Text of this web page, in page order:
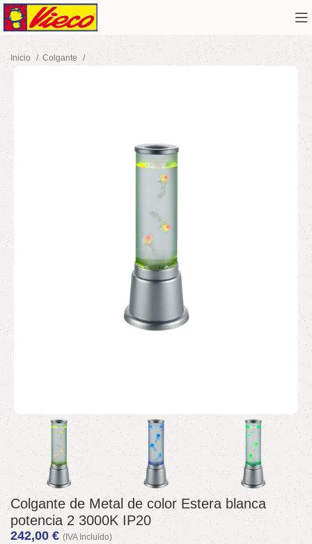
Inicio Colgante
Colgante de Metal de color Estera blanca
potencia 2 3000K IP20
242,00 € (IVA Incluido)